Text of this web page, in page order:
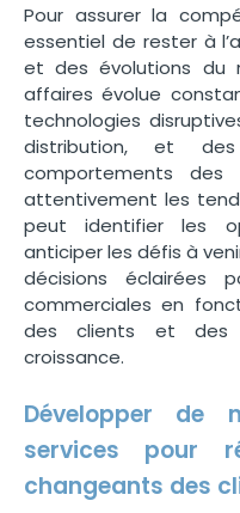
Pour assurer la
essentiel de rester à
et des évolutions du
affaires évolue
technologies
distribution, et
comportements des
attentivement les
peut identifier les
anticiper les défis à
décisions éclairées
commerciales en
des clients et des
croissance.
Développer de
services pour
changeants des